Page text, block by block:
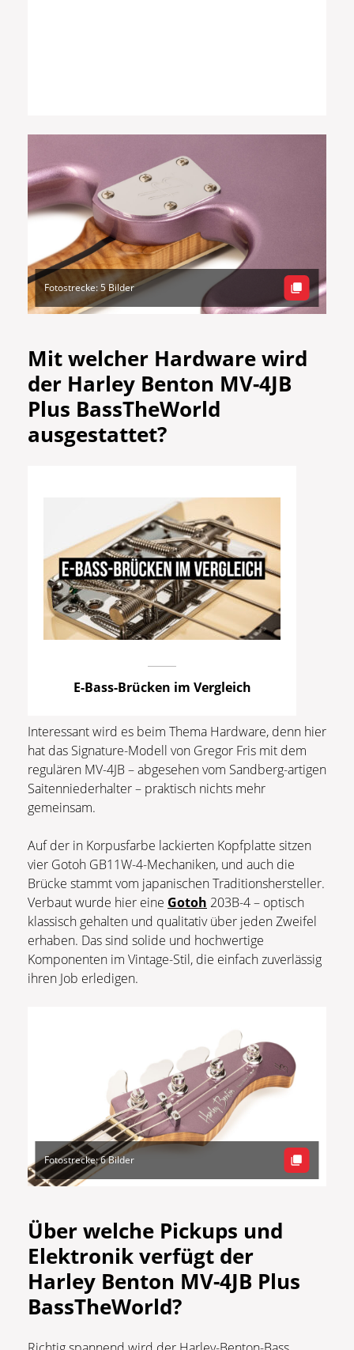
Fotostrecke: 5 Bilder
Mit welcher Hardware wird
der Harley Benton MV-4JB
Plus BassTheWorld
ausgestattet?
E-Bass-Brücken im Vergleich
Interessant wird es beim Thema Hardware, denn hier
hat das Signature-Modell von Gregor Fris mit dem
regulären MV-4JB – abgesehen vom Sandberg-artigen
Saitenniederhalter – praktisch nichts mehr
gemeinsam.
Auf der in Korpusfarbe lackierten Kopfplatte sitzen
vier Gotoh GB11W-4-Mechaniken, und auch die
Brücke stammt vom japanischen Traditionshersteller.
Verbaut wurde hier eine Gotoh 203B-4 – optisch
klassisch gehalten und qualitativ über jeden Zweifel
erhaben. Das sind solide und hochwertige
Komponenten im Vintage-Stil, die einfach zuverlässig
ihren Job erledigen.
Fotostrecke: 6 Bilder
Über welche Pickups und
Elektronik verfügt der
Harley Benton MV-4JB Plus
BassTheWorld?